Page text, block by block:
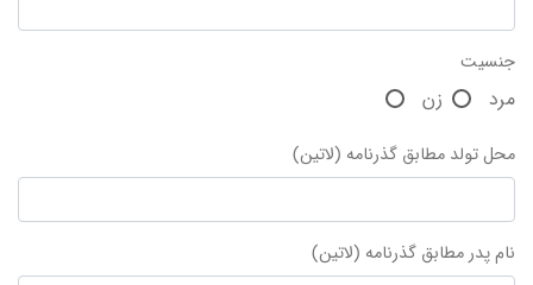
جنسیت
مرد زن
محل تولد مطابق گذرنامه (لاتین)
نام پدر مطابق گذرنامه (لاتین)